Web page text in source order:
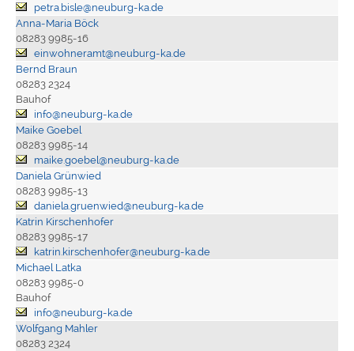
petra.bisle@neuburg-ka.de
Anna-Maria Böck
08283 9985-16
einwohneramt@neuburg-ka.de
Bernd Braun
08283 2324
Bauhof
info@neuburg-ka.de
Maike Goebel
08283 9985-14
maike.goebel@neuburg-ka.de
Daniela Grünwied
08283 9985-13
daniela.gruenwied@neuburg-ka.de
Katrin Kirschenhofer
08283 9985-17
katrin.kirschenhofer@neuburg-ka.de
Michael Latka
08283 9985-0
Bauhof
info@neuburg-ka.de
Wolfgang Mahler
08283 2324